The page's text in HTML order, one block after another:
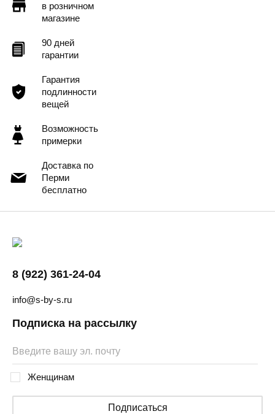
в розничном
магазине
90 дней
гарантии
Гарантия
подлинности
вещей
Возможность
примерки
Доставка по
Перми
бесплатно
8 (922) 361-24-04
info@s-by-s.ru
Подписка на рассылку
Женщинам
Подписаться